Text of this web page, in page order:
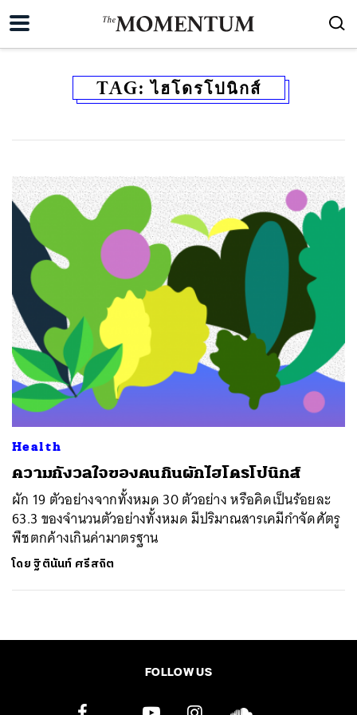
TAG:ไฮโดรโปนิกส์
Health
ความกังวลใจของคนกินผักไฮโดรโปนิกส์
ผัก 19 ตัวอย่างจากทั้งหมด 30 ตัวอย่าง หรือคิดเป็นร้อยละ
63.3 ของจำนวนตัวอย่างทั้งหมด มีปริมาณสารเคมีกำจัดศัตรู
พืชตกค้างเกินค่ามาตรฐาน
โดยฐิตินันท์ ศรีสถิต
FOLLOW US
ค้นหา
SHARE EMAIL